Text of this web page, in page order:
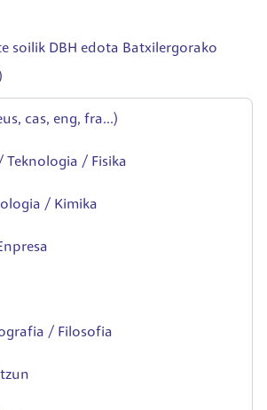
soilik DBH edota Batxilergorako
cas, eng, fra...)
Teknologia / Fisika
/ Kimika
/ Filosofia